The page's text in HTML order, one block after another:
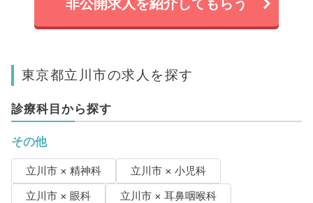
非公開求人を紹介してもらう
東京都立川市の求人を探す
診療科目から探す
その他
立川市 × 精神科
立川市 × 小児科
立川市 × 眼科
立川市 × 耳鼻咽喉科